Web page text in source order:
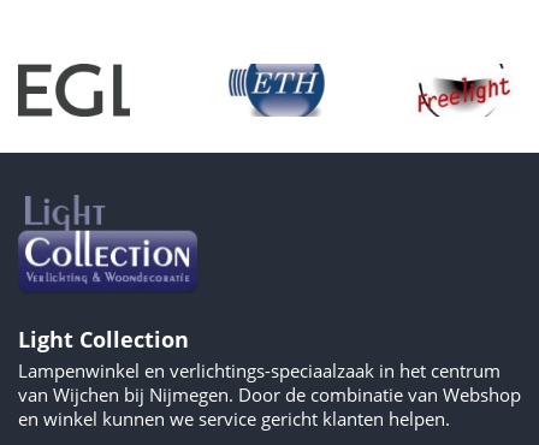
Light Collection
Lampenwinkel en verlichtings-speciaalzaak in het centrum
van Wijchen bij Nijmegen. Door de combinatie van Webshop
en winkel kunnen we service gericht klanten helpen.